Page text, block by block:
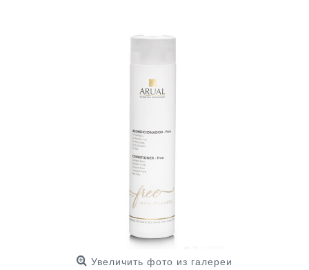
Увеличить фото из галереи